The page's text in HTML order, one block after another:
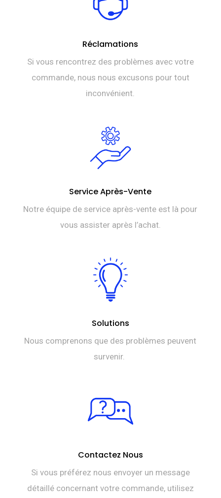
Réclamations
Si vous rencontrez des problèmes avec votre
commande, nous nous excusons pour tout
inconvénient.
Service Après-Vente
Notre équipe de service après-vente est là pour
vous assister après l’achat.
Solutions
Nous comprenons que des problèmes peuvent
survenir.
Contactez Nous
Si vous préférez nous envoyer un message
détaillé concernant votre commande, utilisez